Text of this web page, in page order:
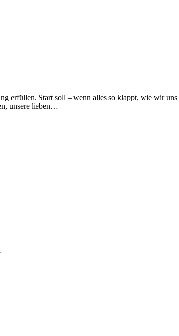
erfüllen. Start soll – wenn alles so klappt, wie wir uns
unsere lieben…